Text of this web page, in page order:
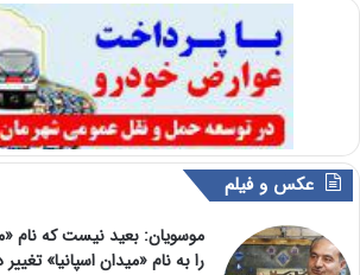
عکس و فیلم
موسویان: بعید نیست که نام
را به نام «میدان اسپانیا»